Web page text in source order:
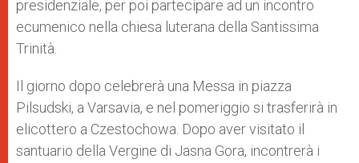
presidenziale, per poi partecipare ad un incontro
ecumenico nella chiesa luterana della Santissima
Trinità.
Il giorno dopo celebrerà una Messa in piazza
Pilsudski, a Varsavia, e nel pomeriggio si trasferirà in
elicottero a Czestochowa. Dopo aver visitato il
santuario della Vergine di Jasna Gora, incontrerà i